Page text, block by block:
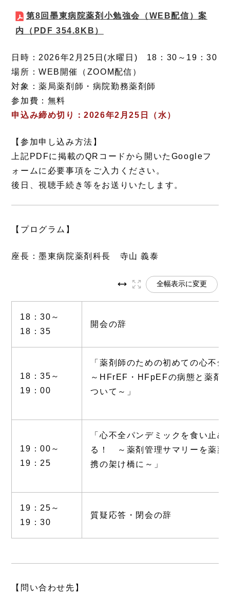
第8回墨東病院薬剤小勉強会（WEB配信）案
内
（PDF 354.8KB）
日時：2026年2月25日(水曜日) 18：30～19：30
場所：WEB開催（ZOOM配信）
対象：薬局薬剤師・病院勤務薬剤師
参加費：無料
申込み締め切り：2026年2月25日（水）
【参加申し込み方法】
上記PDFに掲載のQRコードから開いたGoogleフ
ォームに必要事項をご入力ください。
後日、視聴手続き等をお送りいたします。
【プログラム】
座長：墨東病院薬剤科長 寺山 義泰
全幅表示に変更
18：30～
18：35
開会の辞
18：35～
19：00
「薬剤師のための初めての心不
～HFrEF・HFpEFの病態と薬剤
ついて～」
19：00～
19：25
「心不全パンデミックを食い止め
る！ ～薬剤管理サマリーを薬薬
携の架け橋に～」
19：25～
19：30
質疑応答・閉会の辞
【問い合わせ先】